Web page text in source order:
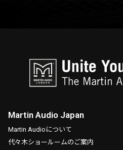
Martin Audio Japan
Martin Audioについて
代々木ショールームのご案内